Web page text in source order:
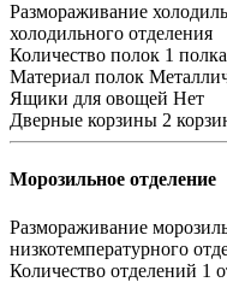
Размораживание
холодильного отделения
Количество полок 1 полка
Материал полок
Ящики для овощей Нет
Дверные корзины 2
Морозильное отделение
Размораживание
низкотемпературного
Количество отделений 1